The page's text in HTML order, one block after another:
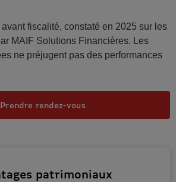
fiscalité, constaté en 2025 sur les
MAIF Solutions Financières. Les
ne préjugent pas des performances
Prendre rendez-vous
patrimoniaux